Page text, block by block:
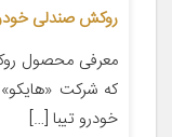
روکش صندلی
معرفی محصول
خودرو تیبا […]